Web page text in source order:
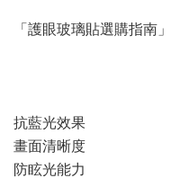
「護眼玻璃貼選購指南
抗藍光效果
畫面清晰度
防眩光能力